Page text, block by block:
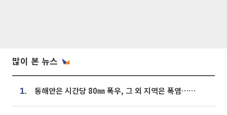
많이 본 뉴스
1. 동해안은 시간당 80㎜ 폭우, 그 외 지역은 폭염…‘극과 극 날씨’